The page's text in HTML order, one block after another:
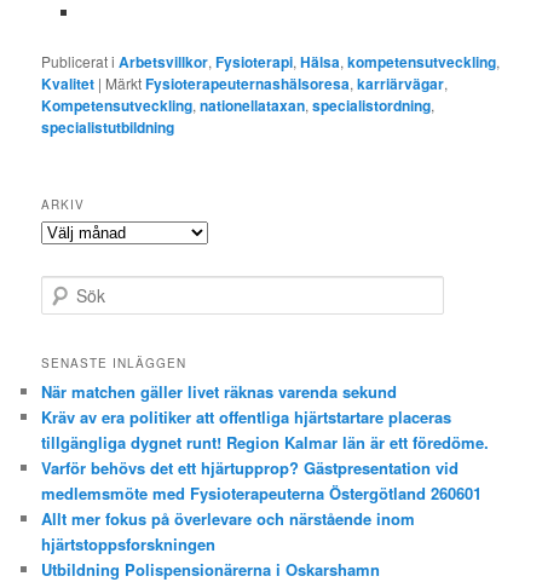
Publicerat i Arbetsvillkor,Fysioterapi,Hälsa,kompetensutveckling,
Kvalitet | MärktFysioterapeuternashälsoresa,karriärvägar,
Kompetensutveckling,nationellataxan,specialistordning,
specialistutbildning
ARKIV
Arkiv
ö
SENASTE INLÄGGEN
När matchen gäller livet räknas varenda sekund
Kräv av era politiker att offentliga hjärtstartare placeras
tillgängliga dygnet runt! Region Kalmar län är ett föredöme.
Varför behövs det ett hjärtupprop? Gästpresentation vid
medlemsmöte med Fysioterapeuterna Östergötland 260601
Allt mer fokus på överlevare och närstående inom
hjärtstoppsforskningen
Utbildning Polispensionärerna i Oskarshamn